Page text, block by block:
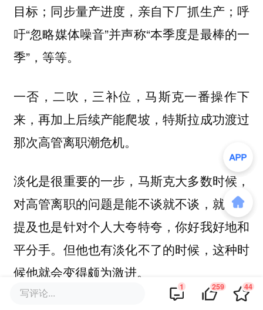
目标；同步量产进度，亲自下厂抓生产；呼
吁“忽略媒体噪音”并声称“本季度是最棒的一
季”，等等。
一否，二吹，三补位，马斯克一番操作下
来，再加上后续产能爬坡，特斯拉成功渡过
那次高管离职潮危机。
淡化是很重要的一步，马斯克大多数时候，
对高管离职的问题是能不谈就不谈，就算是
提及也是针对个人大夸特夸，你好我好地和
平分手。但他也有淡化不了的时候，这种时
候他就会变得颇为激进。
写评论... 1 259 44